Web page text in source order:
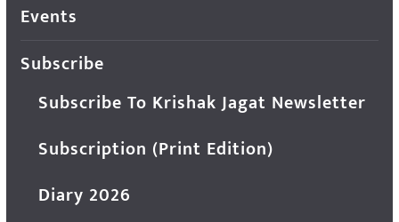
Events
Subscribe
Subscribe To Krishak Jagat Newsletter
Subscription (Print Edition)
Diary 2026